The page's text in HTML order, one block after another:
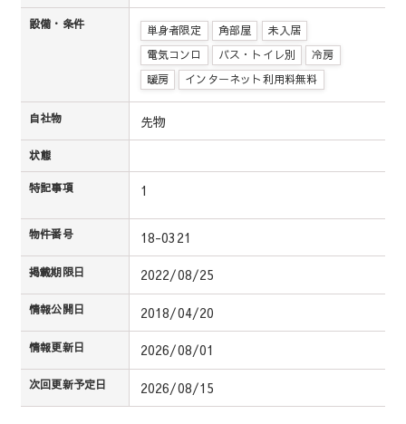
設備・条件 単身者限定 角部屋
未入居
電気コンロ
バス・トイレ別
冷房
暖房
インターネット利用料無料
自社物 先物
状態
特記事項 1
物件番号 18-0321
掲載期限日 2022/08/25
情報公開日 2018/04/20
情報更新日 2026/08/01
次回更新予定日 2026/08/15